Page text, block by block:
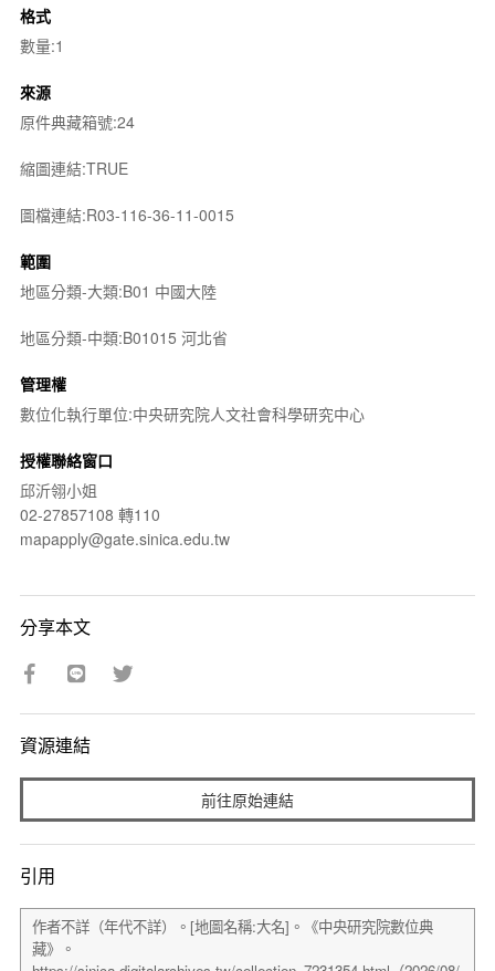
格式
數量:1
來源
原件典藏箱號:24
縮圖連結:TRUE
圖檔連結:R03-116-36-11-0015
範圍
地區分類-大類:B01 中國大陸
地區分類-中類:B01015 河北省
管理權
數位化執行單位:中央研究院人文社會科學研究中心
授權聯絡窗口
邱沂翎小姐
02-27857108 轉110
mapapply@gate.sinica.edu.tw
分享本文
資源連結
前往原始連結
引用